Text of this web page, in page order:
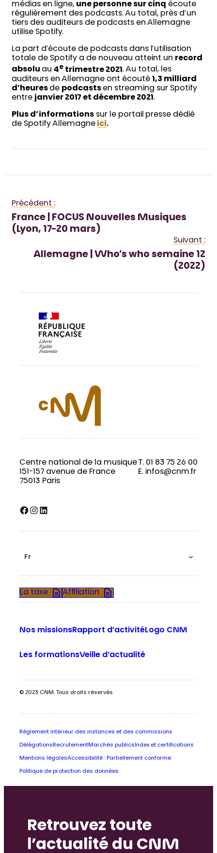
médias en ligne, une personne sur cinq écoute
régulièrement des podcasts. Au total, près d’un
tiers des auditeurs de podcasts en Allemagne
utilise Spotify.
La part d’écoute de podcasts dans l’utilisation
totale de Spotify a de nouveau atteint un record
absolu au 4e trimestre 2021. Au total, les
auditeurs en Allemagne ont écouté 1,3 milliard
d’heures de podcasts en streaming sur Spotify
entre janvier 2017 et décembre 2021.
Plus d’informations sur le portail presse dédié
de Spotify Allemagne ici.
Précédent :
France | FOCUS Nouvelles Musiques
(Lyon, 17-20 mars)
Suivant :
Allemagne | Who’s who semaine 12
(2022)
Centre national de la musique
151-157 avenue de France
75013 Paris
T. 01 83 75 26 00
E. infos@cnm.fr
Facebook InstagramLinkedIn
Fr
La taxe Affiliation
Nos missionsRapport d’activitéLogo CNM
Les formationsVeille d’actualité
© 2023 CNM. Tous droits réservés
Règlement intérieur des instances et des commissions
DélégationsRecrutementMarchés publicsIndex et certifications
Mentions légalesAccessibilité : Partiellement conforme
Politique de protection des données
Retrouvez toute
l’actualité du CNM